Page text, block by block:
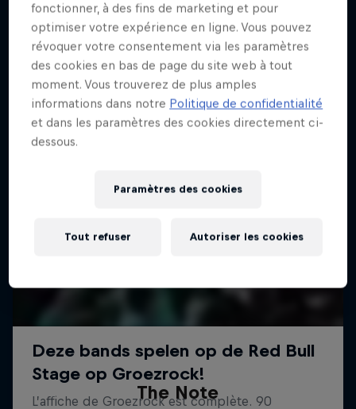
J'EN VEUX ENCORE !
The Note
fonctionner, à des fins de marketing et pour
optimiser votre expérience en ligne. Vous pouvez
révoquer votre consentement via les paramètres
des cookies en bas de page du site web à tout
moment. Vous trouverez de plus amples
informations dans notre Politique de confidentialité
et dans les paramètres des cookies directement ci-
dessous.
Paramètres des cookies
Tout refuser Autoriser les cookies